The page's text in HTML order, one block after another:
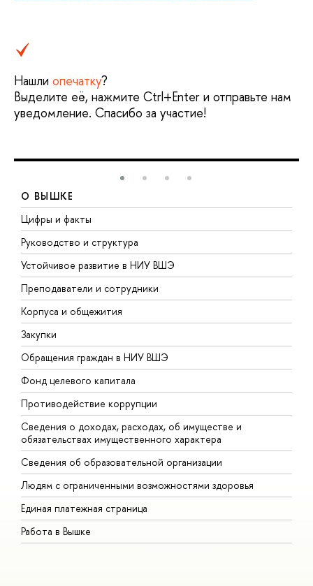
Нашли опечатку?
Выделите её, нажмите Ctrl+Enter и отправьте нам
уведомление. Спасибо за участие!
О ВЫШКЕ
Цифры и факты
Руководство и структура
Устойчивое развитие в НИУ ВШЭ
Преподаватели и сотрудники
Корпуса и общежития
Закупки
Обращения граждан в НИУ ВШЭ
Фонд целевого капитала
Противодействие коррупции
Сведения о доходах, расходах, об имуществе и
обязательствах имущественного характера
Сведения об образовательной организации
Людям с ограниченными возможностями здоровья
Единая платежная страница
Работа в Вышке